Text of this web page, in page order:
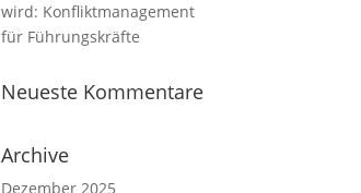
wird: Konfliktmanagement
für Führungskräfte
Neueste Kommentare
Archive
Dezember 2025